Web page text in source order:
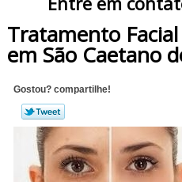
Tratamento
em São Caetano
Gostou? compartilhe!